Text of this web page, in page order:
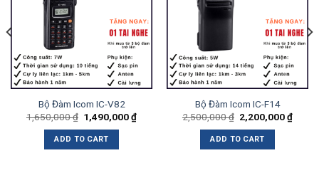
Bộ Đàm Icom IC-V82
1,650,000₫ 1,490,000₫
ADD TO CART
Bộ Đàm Icom IC-F14
2,500,000₫ 2,200,000₫
ADD TO CART